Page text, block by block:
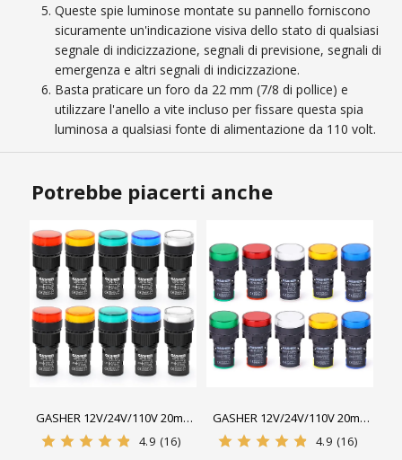
Queste spie luminose montate su pannello forniscono
sicuramente un'indicazione visiva dello stato di qualsiasi
segnale di indicizzazione, segnali di previsione, segnali di
emergenza e altri segnali di indicizzazione.
Basta praticare un foro da 22 mm (7/8 di pollice) e
utilizzare l'anello a vite incluso per fissare questa spia
luminosa a qualsiasi fonte di alimentazione da 110 volt.
Potrebbe piacerti anche
GASHER 12V/24V/110V 20mA
Indicatore luminoso a
4.9 (16)
GASHER 12V/24V/110V 20mA
Indicatore LED a risparmio
4.9 (16)